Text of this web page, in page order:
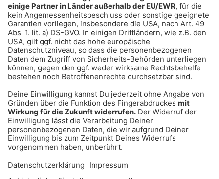
ANZEIGE - Klaer Kosmetik - Naturnahe
Wirkkosmetik für empfindliche Haut